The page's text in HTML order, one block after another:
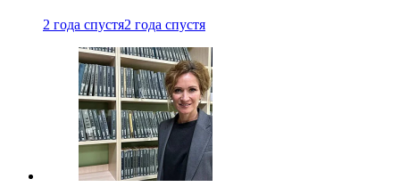
2 года спустя2 года спустя